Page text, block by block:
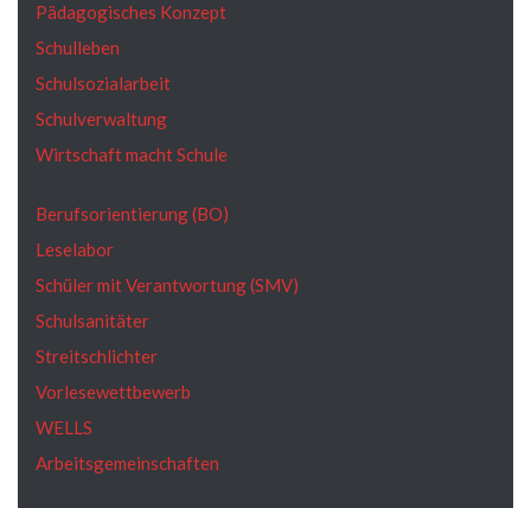
Pädagogisches Konzept
Schulleben
Schulsozialarbeit
Schulverwaltung
Wirtschaft macht Schule
Berufsorientierung (BO)
Leselabor
Schüler mit Verantwortung (SMV)
Schulsanitäter
Streitschlichter
Vorlesewettbewerb
WELLS
Arbeitsgemeinschaften